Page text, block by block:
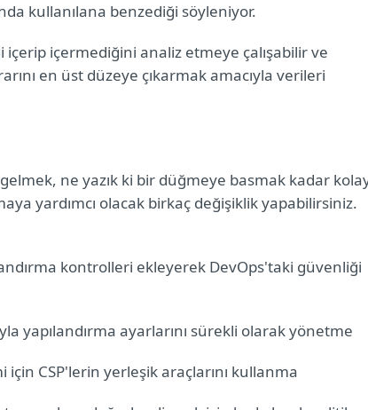
kullanılana benzediği söyleniyor.
içermediğini analiz etmeye çalışabilir ve
en üst düzeye çıkarmak amacıyla verileri
ne yazık ki bir düğmeye basmak kadar
yardımcı olacak birkaç değişiklik yapabilirsiniz.
kontrolleri ekleyerek DevOps'taki güvenliği
yapılandırma ayarlarını sürekli olarak yönetme
CSP'lerin yerleşik araçlarını kullanma